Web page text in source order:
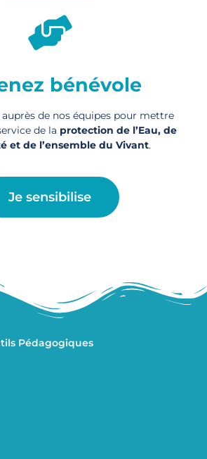
bénévole
de nos équipes pour mettre
de la protection de l’Eau, de
et de l’ensemble du Vivant.
Je sensibilise
Pédagogiques